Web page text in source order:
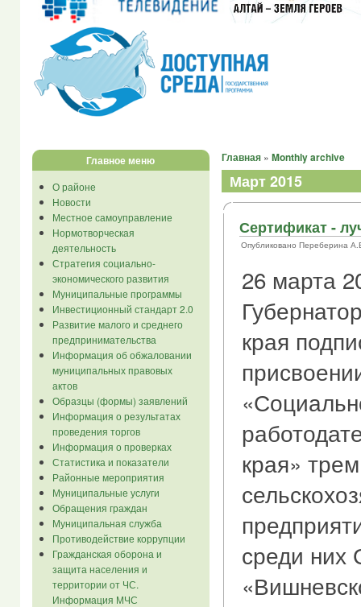
Главное меню
О районе
Новости
Местное самоуправление
Нормотворческая
деятельность
Стратегия социально-
экономического развития
Муниципальные программы
Инвестиционный стандарт 2.0
Развитие малого и среднего
предпринимательства
Информация об обжаловании
муниципальных правовых
актов
Образцы (формы) заявлений
Информация о результатах
проведения торгов
Информация о проверках
Статистика и показатели
Районные мероприятия
Муниципальные услуги
Обращения граждан
Муниципальная служба
Противодействие коррупции
Гражданская оборона и
защита населения и
территории от ЧС.
Информация МЧС
Главная» Monthly archive
Март 2015
Сертификат -
Опубликовано Переберина
26 марта
края
края» трем
среди